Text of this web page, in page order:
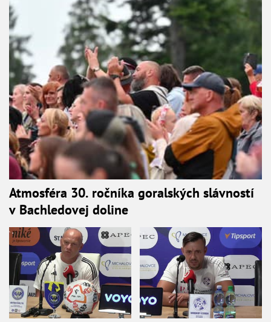
Atmosféra 30. ročníka goralských slávností
v Bachledovej doline